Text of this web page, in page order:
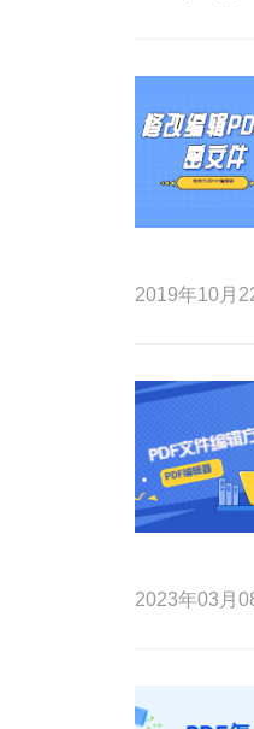
2019年10月
2023年03月